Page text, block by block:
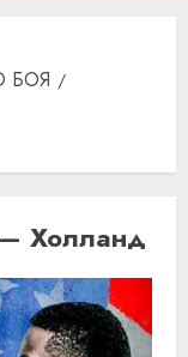
БОЯ
— Холланд